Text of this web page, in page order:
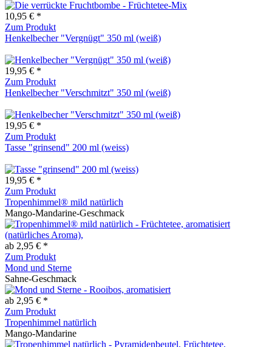
10,95 € *
Zum Produkt
Henkelbecher "Vergnügt" 350 ml (weiß)
19,95 € *
Zum Produkt
Henkelbecher "Verschmitzt" 350 ml (weiß)
19,95 € *
Zum Produkt
Tasse "grinsend" 200 ml (weiss)
19,95 € *
Zum Produkt
Tropenhimmel® mild natürlich
Mango-Mandarine-Geschmack
ab 2,95 € *
Zum Produkt
Mond und Sterne
Sahne-Geschmack
ab 2,95 € *
Zum Produkt
Tropenhimmel natürlich
Mango-Mandarine